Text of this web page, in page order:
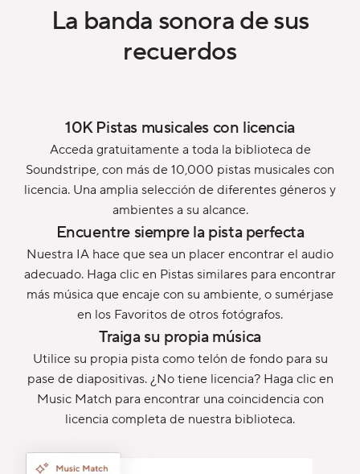
La banda sonora de sus
recuerdos
10K Pistas musicales con licencia
Acceda gratuitamente a toda la biblioteca de
Soundstripe, con más de 10,000 pistas musicales con
licencia. Una amplia selección de diferentes géneros y
ambientes a su alcance.
Encuentre siempre la pista perfecta
Nuestra IA hace que sea un placer encontrar el audio
adecuado. Haga clic en Pistas similares para encontrar
más música que encaje con su ambiente, o sumérjase
en los Favoritos de otros fotógrafos.
Traiga su propia música
Utilice su propia pista como telón de fondo para su
pase de diapositivas. ¿No tiene licencia? Haga clic en
Music Match para encontrar una coincidencia con
licencia completa de nuestra biblioteca.